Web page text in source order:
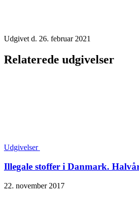
Udgivet d. 26. februar 2021
Relaterede udgivelser
Udgivelser
Illegale stoffer i Danmark.
22. november 2017